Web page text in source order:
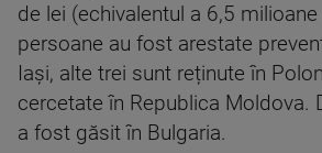
de lei (echivalentul a 6,5
persoane au fost arestate
Iași, alte trei sunt reținute în
cercetate în Republica Moldova.
a fost găsit în Bulgaria.